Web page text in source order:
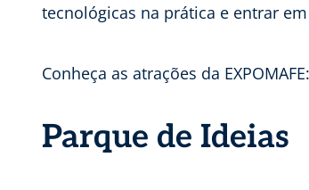
tecnológicas na prática e entrar
Conheça as atrações da EXPOMAFE:
Parque de Ideias